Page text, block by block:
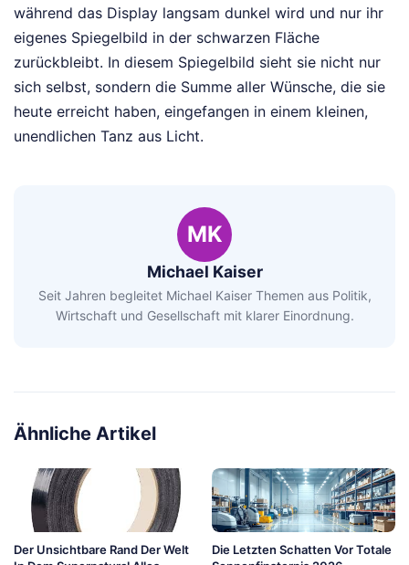
während das Display langsam dunkel wird und nur ihr
eigenes Spiegelbild in der schwarzen Fläche
zurückbleibt. In diesem Spiegelbild sieht sie nicht nur
sich selbst, sondern die Summe aller Wünsche, die sie
heute erreicht haben, eingefangen in einem kleinen,
unendlichen Tanz aus Licht.
MK
Michael Kaiser
Seit Jahren begleitet Michael Kaiser Themen aus Politik,
Wirtschaft und Gesellschaft mit klarer Einordnung.
Ähnliche Artikel
Der Unsichtbare Rand Der Welt
Die Letzten Schatten Vor Totale